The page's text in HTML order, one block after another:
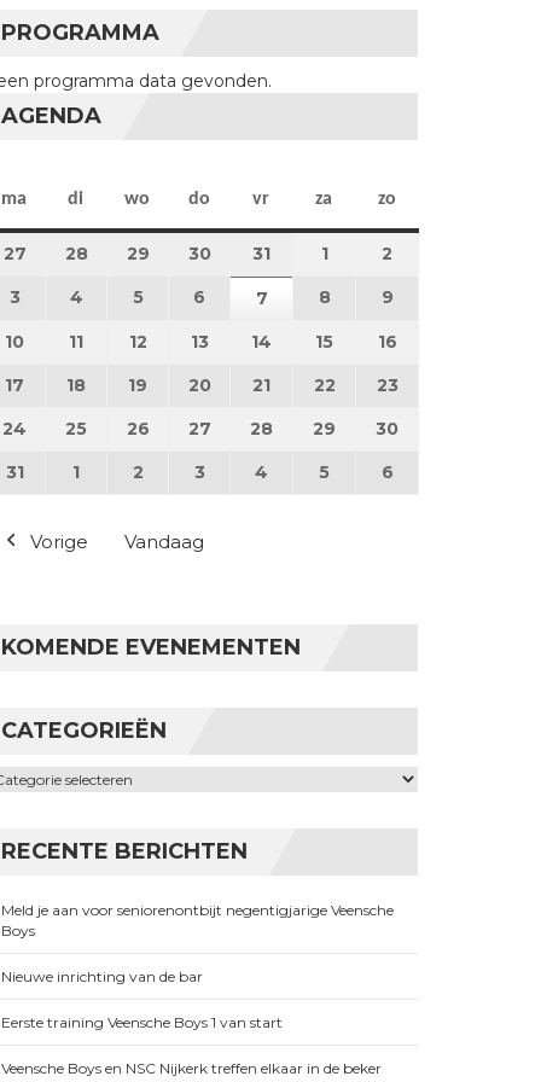
PROGRAMMA
programma data gevonden.
AGENDA
ma maandag
di dinsdag
wo woensdag
do donderdag
vr vrijdag
za zaterdag
zo
27 27 juli 2026
28 28 juli 2026
29 29 juli 2026
3030 juli 2026
31 31 juli 2026
11 augustus 2026
2
3 3 augustus 2026
4 4 augustus 2026
55 augustus 2026
6 6 augustus 2026
7 7 augustus 2026
8 8 augustus 2026
9
10 10 augustus 2026
11 11 augustus 2026
12 12 augustus 2026
13 13 augustus 2026
14 14 augustus 2026
15 15 augustus 2026
16
17 17 augustus 2026
18 18 augustus 2026
19 19 augustus 2026
20 20 augustus 2026
21 21 augustus 2026
22 22 augustus 2026
23
24 24 augustus 2026
25 25 augustus 2026
26 26 augustus 2026
27 27 augustus 2026
28 28 augustus 2026
29 29 augustus 2026
30
3131 augustus 2026
1 1 september 2026
2 2 september 2026
3 3 september 2026
4 4 september 2026
5 5 september 2026
6
Vorige Vandaag
KOMENDE EVENEMENTEN
CATEGORIEËN
RECENTE BERICHTEN
Meld je aan voor seniorenontbijt negentigjarige Veensche
Boys
Nieuwe inrichting van de bar
Eerste training Veensche Boys 1 van start
Veensche Boys en NSC Nijkerk treffen elkaar in de beker